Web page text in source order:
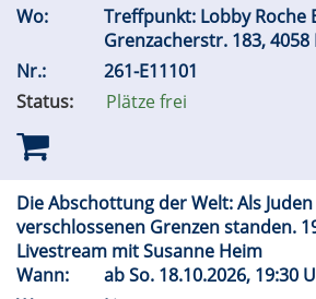
Wo:
Treffpunkt: Lobby Roche
Grenzacherstr. 183, 4058
Nr.:
261-E11101
Status:
Plätze frei
Die Abschottung der Welt: Als
verschlossenen Grenzen standen.
Livestream mit Susanne Heim
Wann:
abSo. 18.10.2026, 19:30